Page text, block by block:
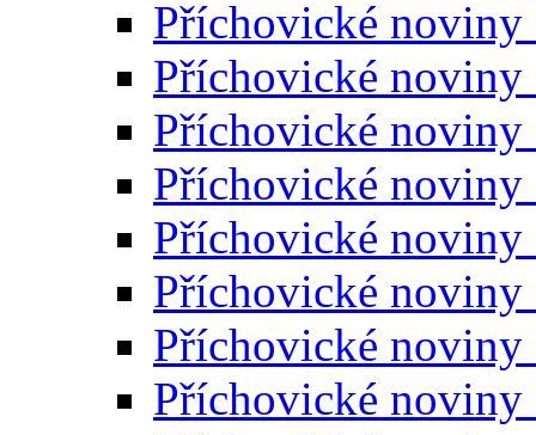
Příchovické noviny
Příchovické noviny
Příchovické noviny
Příchovické noviny
Příchovické noviny
Příchovické noviny
Příchovické noviny
Příchovické noviny